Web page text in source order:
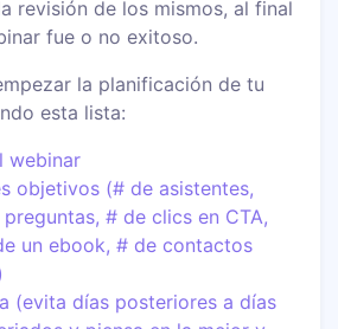
revisión de los mismos, al final
fue o no exitoso.
la planificación de tu
esta lista:
webinar
objetivos (# de asistentes,
# de clics en CTA,
un ebook, # de contactos
(evita días posteriores a días